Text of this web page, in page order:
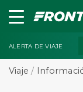
ALERTA DE VIAJE
Viaje /